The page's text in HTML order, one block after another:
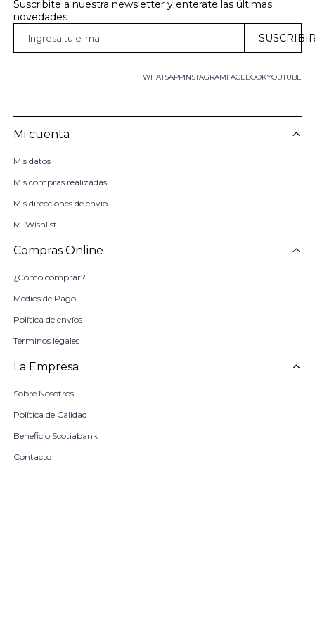
Suscribite a nuestra newsletter y enterate las últimas
novedades
WHATSAPP FACEBOOKYOUTUBE
INSTAGRAM
Mi cuenta
Mis datos
Mis compras realizadas
Mis direcciones de envío
Mi Wishlist
Compras Online
¿Cómo comprar?
Medios de Pago
Política de envíos
Términos legales
La Empresa
Sobre Nosotros
Política de Calidad
Beneficio Scotiabank
Contacto